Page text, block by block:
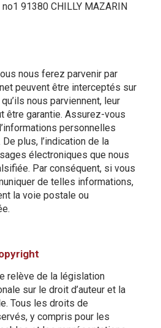
91380 CHILLY MAZARIN
nous ferez parvenir par
peuvent être interceptés sur
nous parviennent, leur
être garantie. Assurez-vous
personnelles
plus, l’indication de la
électroniques que nous
Par conséquent, si vous
de telles informations,
la voie postale ou
relève de la législation
sur le droit d’auteur et la
Tous les droits de
y compris pour les